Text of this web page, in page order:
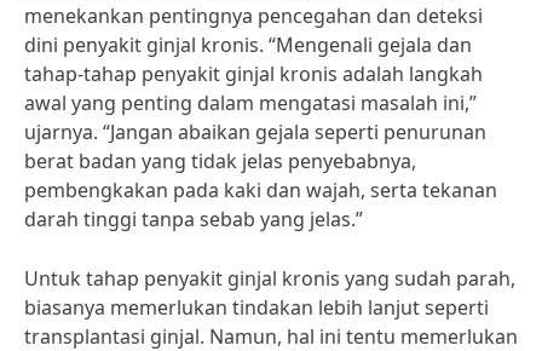
menekankan pentingnya pencegahan dan deteksi
dini penyakit ginjal kronis. “Mengenali gejala dan
tahap-tahap penyakit ginjal kronis adalah langkah
awal yang penting dalam mengatasi masalah ini,”
ujarnya. “Jangan abaikan gejala seperti penurunan
berat badan yang tidak jelas penyebabnya,
pembengkakan pada kaki dan wajah, serta tekanan
darah tinggi tanpa sebab yang jelas.”
Untuk tahap penyakit ginjal kronis yang sudah parah,
biasanya memerlukan tindakan lebih lanjut seperti
transplantasi ginjal. Namun, hal ini tentu memerlukan